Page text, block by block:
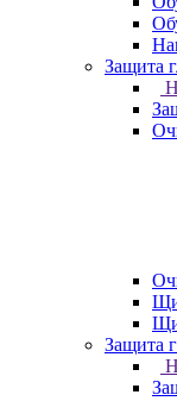
Защита
Защита